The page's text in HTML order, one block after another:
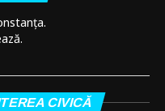
CIVICĂ